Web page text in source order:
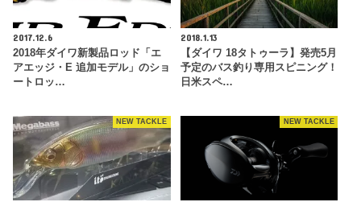
2017.12.6
2018年ダイワ新製品ロッド「エ
アエッジ・E 追加モデル」のショ
ートロッ…
2018.1.13
【ダイワ 18タトゥーラ】発売5月
予定のバス釣り専用スピニング！
日米スペ…
NEW TACKLE NEW TACKLE